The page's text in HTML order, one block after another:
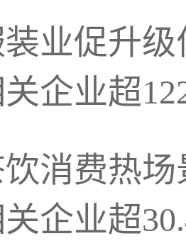
业促升
企业超
消费热
企业超